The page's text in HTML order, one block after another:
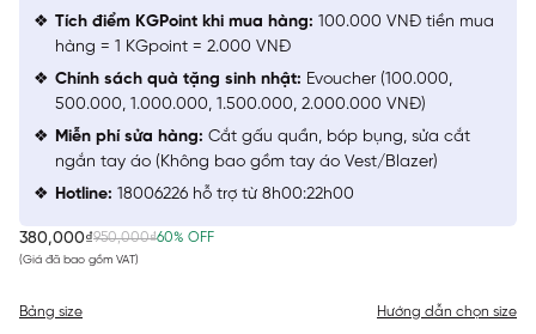
380,000₫950,000₫60% OFF
(Giá đã bao gồm VAT)
Bảng size Hướng dẫn chọn size
Tích điểm KGPoint khi mua hàng: 100.000 VNĐ tiền mua
hàng = 1 KGpoint = 2.000 VNĐ
Chính sách quà tặng sinh nhật: Evoucher (100.000,
500.000, 1.000.000, 1.500.000, 2.000.000 VNĐ)
Miễn phí sửa hàng: Cắt gấu quần, bóp bụng, sửa cắt
ngắn tay áo (Không bao gồm tay áo Vest/Blazer)
Hotline: 18006226 hỗ trợ từ 8h00:22h00